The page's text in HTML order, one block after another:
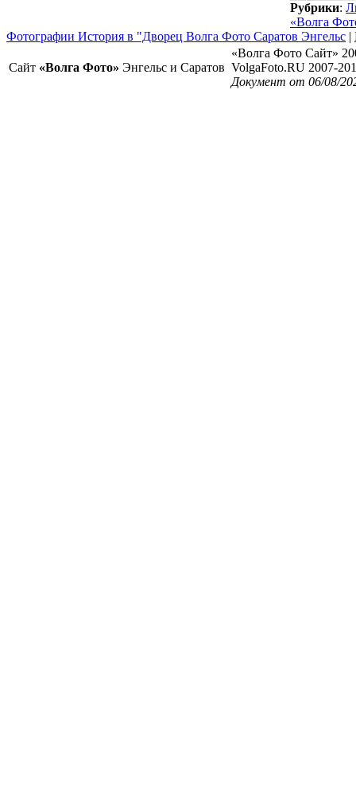
Рубрики:
«Волга
Фотографии История в "Дворец Волга Фото Саратов Энгельс |
Сайт «Волга Фото» Энгельс и Саратов
«Волга Фото Сайт»
VolgaFoto.RU 2007-
Документ от 06/08/